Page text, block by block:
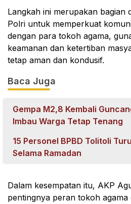
Langkah ini merupakan bagian
Polri untuk memperkuat
dengan para tokoh agama,
keamanan dan ketertiban
tetap aman dan kondusif.
Baca Juga
Gempa M2,8 Kembali
Imbau Warga Tetap Tenang
15 Personel BPBD Tolitoli
Selama Ramadan
Dalam kesempatan itu, AKP
pentingnya peran tokoh agama